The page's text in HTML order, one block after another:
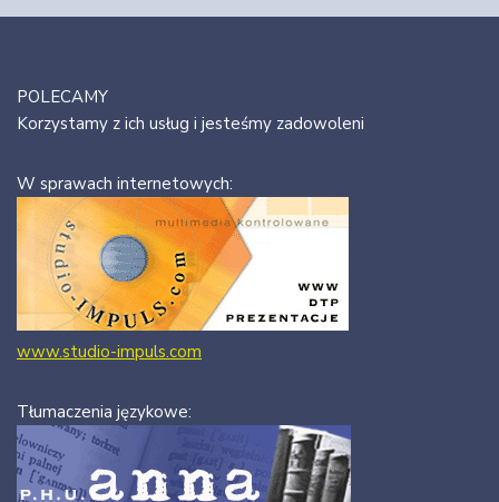
POLECAMY
Korzystamy z ich usług i jesteśmy zadowoleni
W sprawach internetowych:
www.studio-impuls.com
Tłumaczenia językowe: